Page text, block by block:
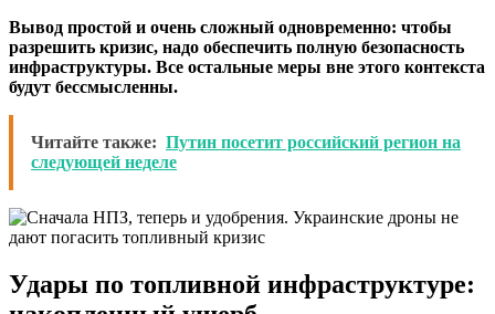
Вывод простой и очень сложный одновременно: чтобы
разрешить кризис, надо обеспечить полную безопасность
инфраструктуры. Все остальные меры вне этого контекста
будут бессмысленны.
Читайте также: Путин посетит российский регион на
следующей неделе
Удары по топливной инфраструктуре: